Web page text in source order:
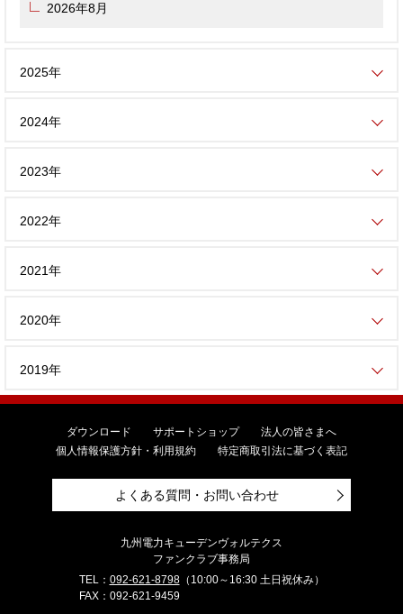
2026年8月
2025年
2024年
2023年
2022年
2021年
2020年
2019年
ダウンロード サポートショップ
法人の皆さまへ
個人情報保護方針・利用規約
特定商取引法に基づく表記
よくある質問・お問い合わせ
九州電力キューデンヴォルテクス
ファンクラブ事務局
TEL： 092-621-8798（10:00～16:30 土日祝休み）
FAX：092-621-9459